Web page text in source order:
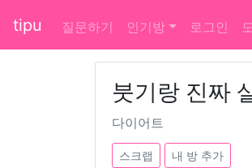
tipu 질문하기 인기방 로그인
붓기랑 진짜
다이어트
스크랩 내 방 추가